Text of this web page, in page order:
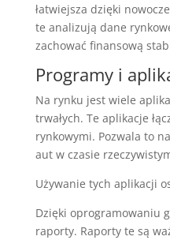
łatwiejsza dzięki
te analizują dane
zachować finansową
Programy i
Na rynku jest wiele
trwałych. Te aplikacje
rynkowymi. Pozwala to
aut w czasie
Używanie tych aplikacji
Dzięki oprogramowaniu
raporty. Raporty te są